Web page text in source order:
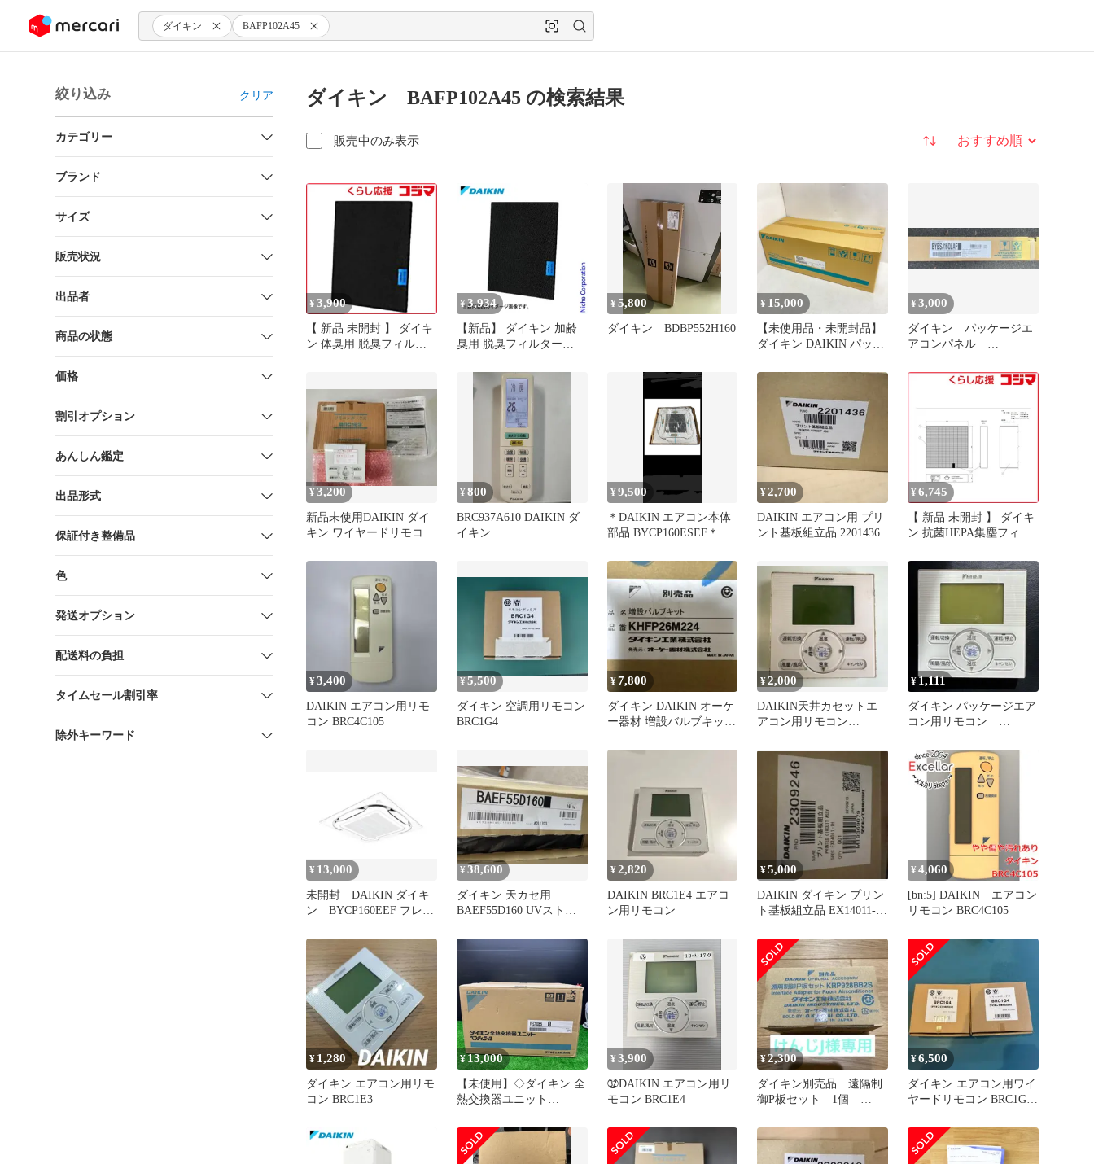
ツにスキップ ダイキン BAFP102A45
絞り込み クリア
カテゴリー
ブランド
サイズ
販売状況
出品者
商品の状態
価格
割引オプション
あんしん鑑定
出品形式
保証付き整備品
色
発送オプション
配送料の負担
タイムセール割引率
除外キーワード
ダイキン BAFP102A45 の検索結果
販売中のみ表示 並び替え
¥ 3,900
【 新品 未開封 】 ダイキ
ン 体臭用 脱臭フィルタ
¥3,934
【新品】 ダイキン 加齢
臭用 脱臭フィルター
清浄機用
¥5,800
ダイキン BDBP552H160
¥ 15,000
【未使用品・未開封品】
ダイキン DAIKIN パッケ
制御ユニット BSHA56A
¥3,000
ダイキン パッケージエ
アコンパネル
¥3,200
新品未使用DAIKIN ダイ
キン ワイヤードリモコン
¥800
BRC937A610 DAIKIN ダ
イキン
¥9,500
＊DAIKIN エアコン本体
部品 BYCP160ESEF＊
¥2,700
DAIKIN エアコン用 プリ
ント基板組立品 2201436
¥ 6,745
【 新品 未開封 】 ダイキ
ン 抗菌HEPA集塵フィル
BAFP105A4 未使用 送料
¥3,400
DAIKIN エアコン用リモ
コン BRC4C105
¥5,500
ダイキン 空調用リモコン
BRC1G4
¥7,800
ダイキン DAIKIN オーケ
ー器材 増設バルブキット
¥2,000
DAIKIN天井カセットエ
アコン用リモコン
¥1,111
ダイキン パッケージエア
コン用リモコン
¥ 13,000
未開封 DAIKIN ダイキ
ン BYCP160EEF フレッ
¥38,600
ダイキン 天カセ用
BAEF55D160 UVストリ
¥2,820
DAIKIN BRC1E4 エアコ
ン用リモコン
¥5,000
DAIKIN ダイキン プリン
ト基板組立品 EX14011-
¥ 4,060
[bn:5] DAIKIN エアコン
リモコン BRC4C105
¥ 1,280
ダイキン エアコン用リモ
コン BRC1E3
¥13,000
【未使用】◇ダイキン 全
熱交換器ユニット
店】
¥3,900
㉜DAIKIN エアコン用リ
モコン BRC1E4
¥2,300
ダイキン別売品 遠隔制
御P板セット 1個
¥6,500
ダイキン エアコン用ワイ
ヤードリモコン BRC1G4